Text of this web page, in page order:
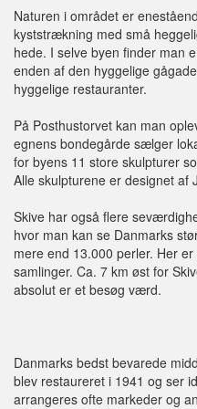
Naturen i området er
kyststrækning med små
hede. I selve byen finder man
enden af den hyggelige
hyggelige restauranter.
På Posthustorvet kan man
egnens bondegårde sælger
for byens 11 store skulpturer
Alle skulpturene er designet af
Skive har også flere
hvor man kan se Danmarks
mere end 13.000 perler. Her
samlinger. Ca. 7 km øst for
absolut er et besøg værd.
Danmarks bedst bevarede
blev restaureret i 1941 og ser
arrangeres ofte markeder og